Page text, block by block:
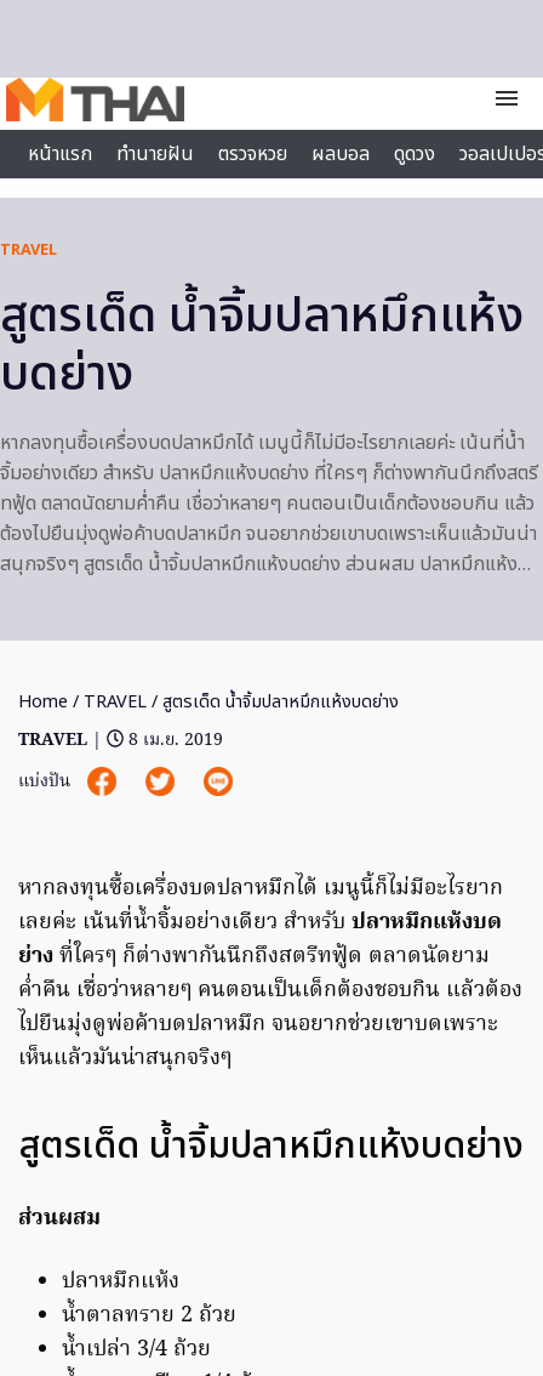
menu
หน้าแรก
ทำนายฝัน ตรวจหวย ผลบอล ดูดวง
วอลเปเป
ไลฟ์สไตล์
TRAVEL
สูตรเด็ด น้ำจิ้มปลาหมึกแห้ง
บดย่าง
หากลงทุนซื้อเครื่องบดปลาหมึกได้ เมนูนี้ก็ไม่มีอะไรยากเลยค่ะ เน้นที่น้ำ
จิ้มอย่างเดียว สำหรับ ปลาหมึกแห้งบดย่าง ที่ใครๆ ก็ต่างพากันนึกถึงสตรี
ทฟู้ด ตลาดนัดยามค่ำคืน เชื่อว่าหลายๆ คนตอนเป็นเด็กต้องชอบกิน แล้ว
ต้องไปยืนมุ่งดูพ่อค้าบดปลาหมึก จนอยากช่วยเขาบดเพราะเห็นแล้วมันน่า
สนุกจริงๆ สูตรเด็ด น้ำจิ้มปลาหมึกแห้งบดย่าง ส่วนผสม ปลาหมึกแห้ง…
Home / TRAVEL/ สูตรเด็ด น้ำจิ้มปลาหมึกแห้งบดย่าง
TRAVEL |
8 เม.ย. 2019
แบ่งปัน
หากลงทุนซื้อเครื่องบดปลาหมึกได้ เมนูนี้ก็ไม่มีอะไรยาก
เลยค่ะ เน้นที่น้ำจิ้มอย่างเดียว สำหรับ ปลาหมึกแห้งบด
ย่างที่ใครๆ ก็ต่างพากันนึกถึงสตรีทฟู้ด ตลาดนัดยาม
ค่ำคืน เชื่อว่าหลายๆ คนตอนเป็นเด็กต้องชอบกิน แล้วต้อง
ไปยืนมุ่งดูพ่อค้าบดปลาหมึก จนอยากช่วยเขาบดเพราะ
เห็นแล้วมันน่าสนุกจริงๆ
สูตรเด็ด น้ำจิ้มปลาหมึกแห้งบดย่าง
ส่วนผสม
ปลาหมึกแห้ง
น้ำตาลทราย 2 ถ้วย
น้ำเปล่า 3/4 ถ้วย